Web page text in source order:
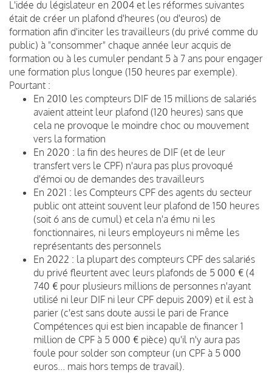
L'idée du législateur en 2004 et les réformes suivantes
était de créer un plafond d'heures (ou d'euros) de
formation afin d'inciter les travailleurs (du privé comme du
public) à "consommer" chaque année leur acquis de
formation ou à les cumuler pendant 5 à 7 ans pour engager
une formation plus longue (150 heures par exemple).
Pourtant :
En 2010 les compteurs DIF de 15 millions de salariés
avaient atteint leur plafond (120 heures) sans que
cela ne provoque le moindre choc ou mouvement
vers la formation
En 2020 : la fin des heures de DIF (et de leur
transfert vers le CPF) n'aura pas plus provoqué
d'émoi ou de demandes des travailleurs
En 2021 : les Compteurs CPF des agents du secteur
public ont atteint souvent leur plafond de 150 heures
(soit 6 ans de cumul) et cela n'a ému ni les
fonctionnaires, ni leurs employeurs ni même les
représentants des personnels
En 2022 : la plupart des compteurs CPF des salariés
du privé fleurtent avec leurs plafonds de 5 000 € (4
740 € pour plusieurs millions de personnes n'ayant
utilisé ni leur DIF ni leur CPF depuis 2009) et il est à
parier (c'est sans doute aussi le pari de France
Compétences qui est bien incapable de financer 1
million de CPF à 5 000 € pièce) qu'il n'y aura pas
foule pour solder son compteur (un CPF à 5 000
euros... mais hors temps de travail).